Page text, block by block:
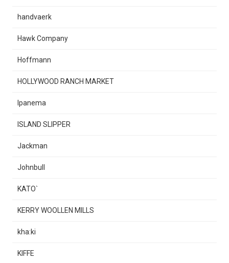
handvaerk
Hawk Company
Hoffmann
HOLLYWOOD RANCH MARKET
Ipanema
ISLAND SLIPPER
Jackman
Johnbull
KATO`
KERRY WOOLLEN MILLS
kha:ki
KIFFE